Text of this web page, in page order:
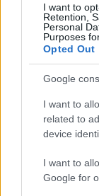
I want to
Retention,
Personal
Purposes
Opted Out
Google
I want to
related to
device
I want to
Google for
Η Tesla